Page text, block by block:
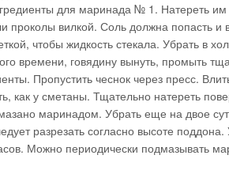
для маринада № 1. Натереть
проколы вилкой. Соль должна попасть и
чтобы жидкость стекала. Убрать в
времени, говядину вынуть, промыть
Пропустить чеснок через пресс.
у сметаны. Тщательно натереть
маринадом. Убрать еще на двое
разрезать согласно высоте поддона.
Можно периодически подмазывать